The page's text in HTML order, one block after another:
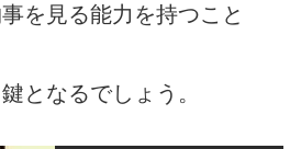
を見る能力を持つこと
となるでしょう。